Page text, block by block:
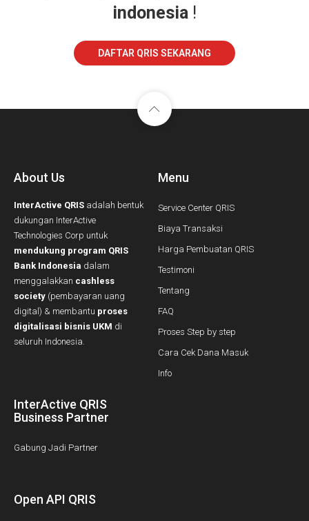
indonesia !
DAFTAR QRIS SEKARANG
About Us
InterActive QRIS adalah bentuk
dukungan InterActive
Technologies Corp untuk
mendukung program QRIS
Bank Indonesia dalam
menggalakkan cashless
society (pembayaran uang
digital) & membantu proses
digitalisasi bisnis UKM di
seluruh Indonesia.
InterActive QRIS
Business Partner
Gabung Jadi Partner
Menu
Service Center QRIS
Biaya Transaksi
Harga Pembuatan QRIS
Testimoni
Tentang
FAQ
Proses Step by step
Cara Cek Dana Masuk
Info
Open API QRIS